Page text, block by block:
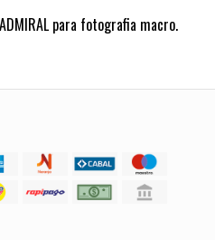
para fotografia macro.